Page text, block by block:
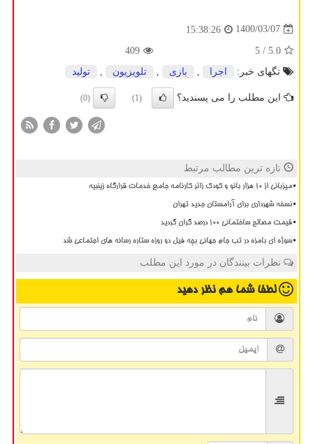
1400/03/07
15:38:26
5.0
/ 5
409
تگهای خبر:
اجرا بازی تلویزیون تولید
این مطلب را می پسندید؟ (1)
(0)
تازه ترین مطالب مرتبط
میزبانی از ۱۰ هزار بانو و کودک زائر کارنامه جامع خدمات قرارگاه زینبیه
نسخه شهرداری برای آرامستان جدید تهران
قیمت مصالح ساختمانی ۱۰۰ درصد گران گردید
سوژه ای بامزه در تب جام جهانی بچه فیل دو روزه ستاره رسانه های اجتماعی شد
نظرات بینندگان در مورد این مطلب
لطفا شما همنظر دهید